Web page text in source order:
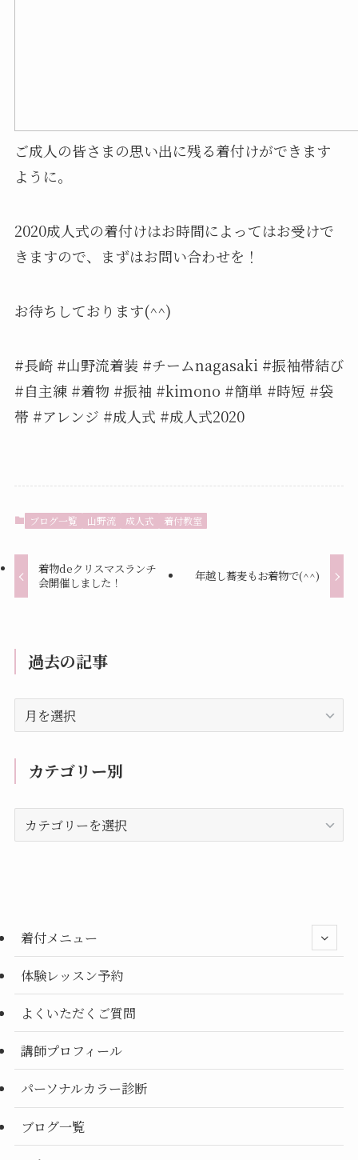
ご成人の皆さまの思い出に残る着付けができます
ように。
2020成人式の着付けはお時間によってはお受けで
きますので、まずはお問い合わせを！
お待ちしております(^^)
#長崎 #山野流着装 #チームnagasaki #振袖帯結び
#自主練 #着物 #振袖 #kimono #簡単 #時短 #袋
帯 #アレンジ #成人式 #成人式2020
ブログ一覧 山野流 成人式 着付教室
着物deクリスマスランチ
会開催しました！
年越し蕎麦もお着物で(^^)
過去の記事
去
事
カテゴリー別
テ
着付メニュー
体験レッスン予約
よくいただくご質問
講師プロフィール
パーソナルカラー診断
ブログ一覧